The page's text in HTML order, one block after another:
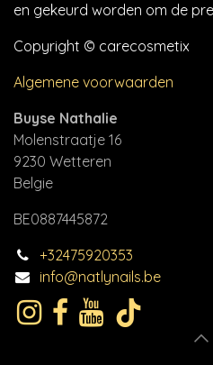
en gekeurd worden om de
Copyright © carecosmetix
Algemene voorwaarden
Buyse Nathalie
Molenstraatje 16
9230 Wetteren
Belgie
BE0887445872
+32475920353
info@natlynails.be